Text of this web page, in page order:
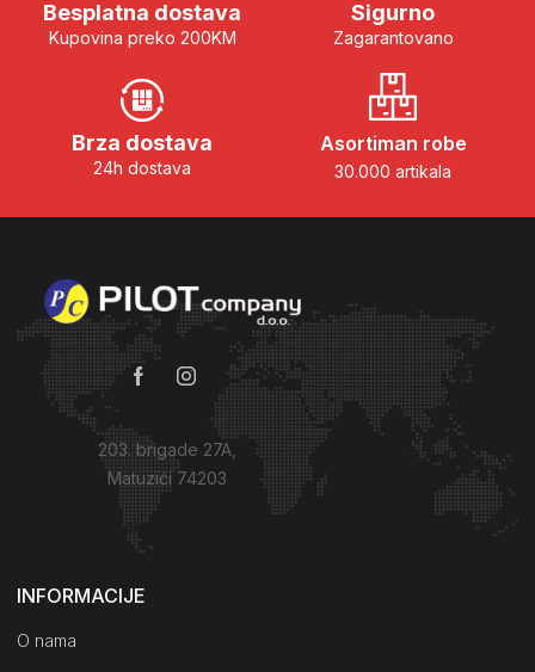
Besplatna dostava
Kupovina preko 200KM
Sigurno
Zagarantovano
Brza dostava
24h dostava
Asortiman robe
30.000 artikala
203. brigade 27A,
Matuzići 74203
Kako do nas?
INFORMACIJE
O nama